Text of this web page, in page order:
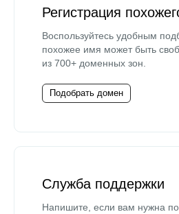
Регистрация
Воспользуйтесь удобным
похожее имя может быть
из 700+ доменных зон.
Подобрать домен
Служба поддержки
Напишите, если вам нужна